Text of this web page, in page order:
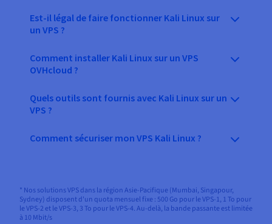
Est-il légal de faire fonctionner Kali Linux sur
un VPS ?
Comment installer Kali Linux sur un VPS
OVHcloud ?
Quels outils sont fournis avec Kali Linux sur un
VPS ?
Comment sécuriser mon VPS Kali Linux ?
* Nos solutions VPS dans la région Asie-Pacifique (Mumbai, Singapour,
Sydney) disposent d'un quota mensuel fixe : 500 Go pour le VPS-1, 1 To pour
le VPS-2 et le VPS-3, 3 To pour le VPS-4. Au-delà, la bande passante est limitée
à 10 Mbit/s